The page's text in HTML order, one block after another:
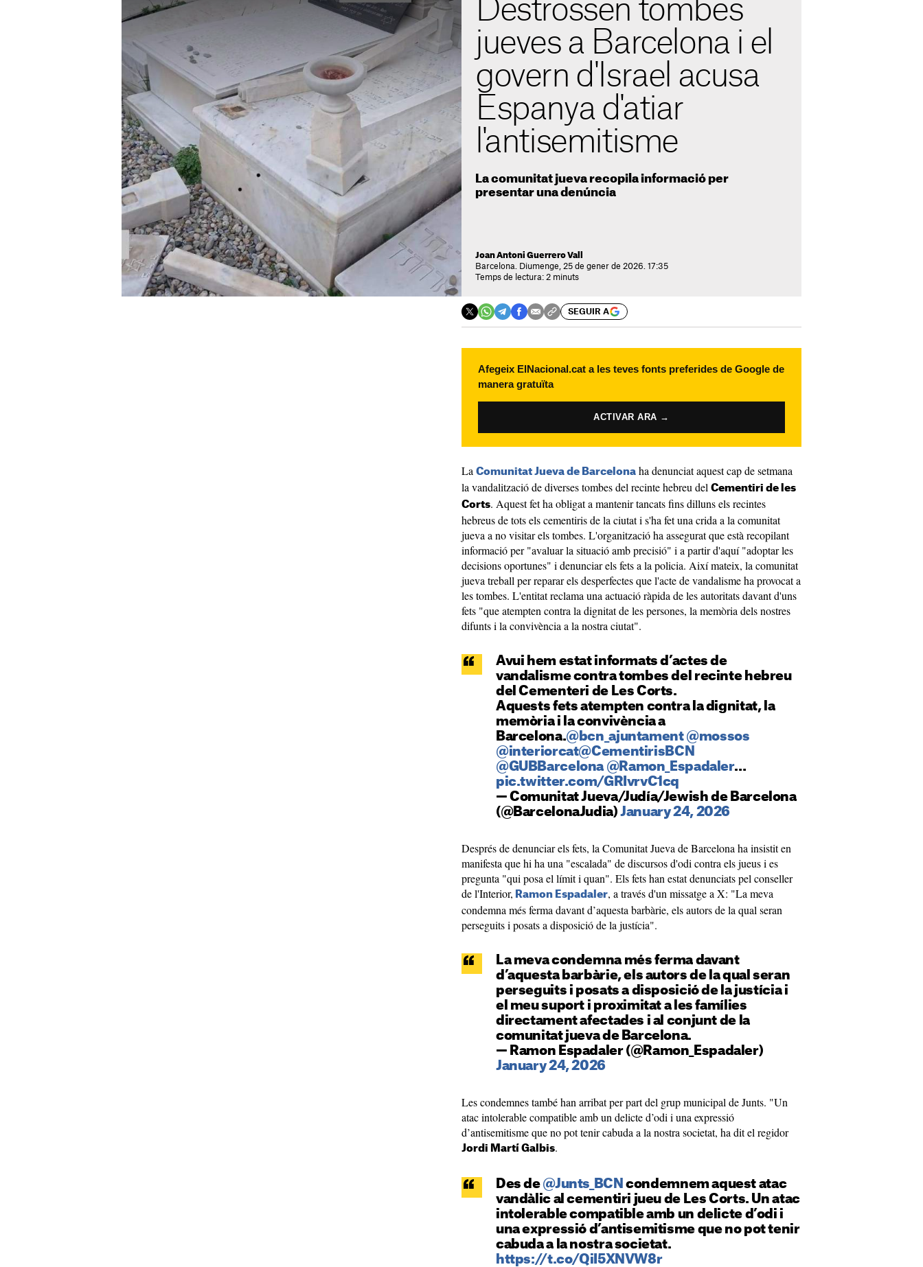
Destrossen tombes
jueves a Barcelona i el
govern d'Israel acusa
Espanya d'atiar
l'antisemitisme
La comunitat jueva recopila informació per
presentar una denúncia
Joan Antoni Guerrero Vall
Barcelona. Diumenge, 25 de gener de 2026. 17:35
Temps de lectura: 2 minuts
SEGUIR A
Afegeix ElNacional.cat a les teves fonts preferides de Google de
manera gratuïta
ACTIVAR ARA →
La Comunitat Jueva de Barcelona ha denunciat aquest cap de setmana
la vandalització de diverses tombes del recinte hebreu del Cementiri de les
Corts. Aquest fet ha obligat a mantenir tancats fins dilluns els recintes
hebreus de tots els cementiris de la ciutat i s'ha fet una crida a la comunitat
jueva a no visitar els tombes. L'organització ha assegurat que està recopilant
informació per "avaluar la situació amb precisió" i a partir d'aquí "adoptar les
decisions oportunes" i denunciar els fets a la policia. Així mateix, la comunitat
jueva treball per reparar els desperfectes que l'acte de vandalisme ha provocat a
les tombes. L'entitat reclama una actuació ràpida de les autoritats davant d'uns
fets "que atempten contra la dignitat de les persones, la memòria dels nostres
difunts i la convivència a la nostra ciutat".
Avui hem estat informats d’actes de
vandalisme contra tombes del recinte hebreu
del Cementeri de Les Corts.
Aquests fets atempten contra la dignitat, la
memòria i la convivència a
Barcelona.@bcn_ajuntament @mossos
@interiorcat@CementirisBCN
@GUBBarcelona @Ramon_Espadaler…
pic.twitter.com/GRIvrvC1cq
— Comunitat Jueva/Judía/Jewish de Barcelona
(@BarcelonaJudia)January 24, 2026
Després de denunciar els fets, la Comunitat Jueva de Barcelona ha insistit en
manifesta que hi ha una "escalada" de discursos d'odi contra els jueus i es
pregunta "qui posa el límit i quan". Els fets han estat denunciats pel conseller
de l'Interior, Ramon Espadaler, a través d'un missatge a X: "La meva
condemna més ferma davant d’aquesta barbàrie, els autors de la qual seran
perseguits i posats a disposició de la justícia".
La meva condemna més ferma davant
d’aquesta barbàrie, els autors de la qual seran
perseguits i posats a disposició de la justícia i
el meu suport i proximitat a les famílies
directament afectades i al conjunt de la
comunitat jueva de Barcelona.
— Ramon Espadaler (@Ramon_Espadaler)
January 24, 2026
Les condemnes també han arribat per part del grup municipal de Junts. "Un
atac intolerable compatible amb un delicte d’odi i una expressió
d’antisemitisme que no pot tenir cabuda a la nostra societat, ha dit el regidor
Jordi Martí Galbis.
Des de @Junts_BCN condemnem aquest atac
vandàlic al cementiri jueu de Les Corts. Un atac
intolerable compatible amb un delicte d’odi i
una expressió d’antisemitisme que no pot tenir
cabuda a la nostra societat.
https://t.co/QiI5XNVW8r